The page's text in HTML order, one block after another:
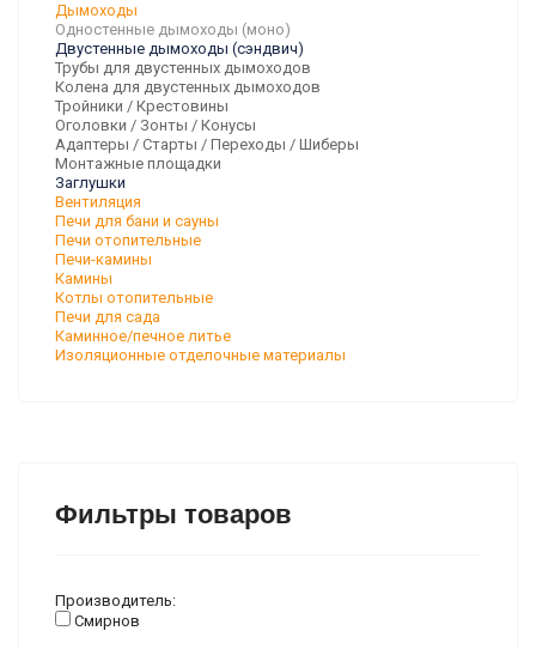
Дымоходы
Одностенные дымоходы (моно)
Двустенные дымоходы (сэндвич)
Трубы для двустенных дымоходов
Колена для двустенных дымоходов
Тройники / Крестовины
Оголовки / Зонты / Конусы
Адаптеры / Старты / Переходы / Шиберы
Монтажные площадки
Заглушки
Вентиляция
Печи для бани и сауны
Печи отопительные
Печи-камины
Камины
Котлы отопительные
Печи для сада
Каминное/печное литье
Изоляционные отделочные материалы
Фильтры товаров
Производитель:
Смирнов